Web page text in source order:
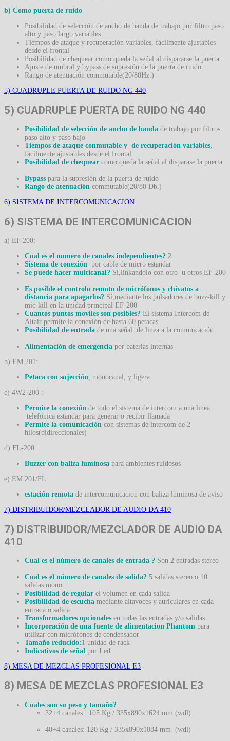
b) Como puerta de ruido
Posibilidad de selección de ancho de banda de trabajo por filtro paso
alto y paso largo variables
Tiempos de ataque y recuperación variables, fácilmente ajustables
desde el frontal
Posibilidad de chequear como queda la señal al dispararse la puerta
Ajuste de umbral y bypass de supresión de la puerta de ruido
Rango de atenuación commutable(20/80Hz.)
5) CUADRUPLE PUERTA DE RUIDO NG 440
5) CUADRUPLE PUERTA DE RUIDO NG 440
Posibilidad de selección de ancho de banda de trabajo por filtros
paso alto y paso bajo
Tiempos de ataque conmutable y de recuperación variables,
fácilmente ajustables desde el frontal
Posibilidad de chequear como queda la señal al disparase la puerta
Bypass para la supresión de la puerta de ruido
Rango de atenuación commutable(20/80 Db.)
6) SISTEMA DE INTERCOMUNICACION
6) SISTEMA DE INTERCOMUNICACION
a) EF 200:
Cual es el numero de canales independientes? 2
Sistema de conexión por cable de micro estandar
Se puede hacer multicanal? Sí,linkandolo con otro u otros EF-200
Es posible el controlo remoto de micrófonos y chivatos a
distancia para apagarlos? Sí,mediante los pulsadores de buzz-kill y
mic-kill en la unidad principal EF-200
Cuantos puntos moviles son posibles? El sistema Intercom de
Altair permite la conexión de hasta 60 petacas
Posibilidad de entrada de una señal de linea a la comunicación
Alimentación de emergencia por baterias internas
b) EM 201:
Petaca con sujección, monocanal, y ligera
c) 4W2-200 :
Permite la conexión de todo el sistema de intercom a una linea
telefónica estandar para generar o recibir llamada
Permite la comunicación con sistemas de intercom de 2
hilos(bidireccionales)
d) FL-200 :
Buzzer con baliza luminosa para ambientes ruidosos
e) EM 201/FL:
estación remota de intercomunicacion con baliza luminosa de aviso
7) DISTRIBUIDOR/MEZCLADOR DE AUDIO DA 410
7) DISTRIBUIDOR/MEZCLADOR DE AUDIO DA
410
Cual es el número de canales de entrada ? Son 2 entradas stereo
Cual es el número de canales de salida? 5 salidas stereo o 10
salidas mono
Posibilidad de regular el volumen en cada salida
Posibilidad de escucha mediante altavoces y auriculares en cada
entrada o salida
Transformadores opcionales en todas las entradas y/o salidas
Incorporación de una fuente de alimentacion Phantom para
utilizar con micrófonos de condensador
Tamaño reducido:1 unidad de rack
Indicativos de señal por Led
8) MESA DE MEZCLAS PROFESIONAL E3
8) MESA DE MEZCLAS PROFESIONAL E3
Cuales son su peso y tamaño?
32+4 canales : 105 Kg / 335x890x1624 mm (wdl)
40+4 canales: 120 Kg / 335x890x1884 mm (wdl)